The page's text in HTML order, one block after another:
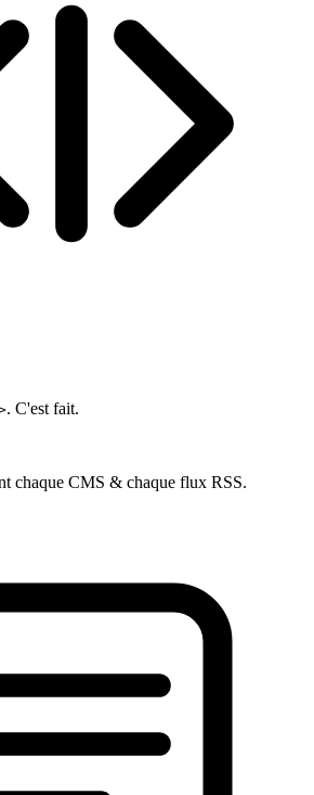
. C'est fait.
chaque CMS & chaque flux RSS.